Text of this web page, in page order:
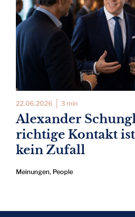
22.06.2026 3 min
Alexander
richtige Kontakt
kein Zufall
Meinungen, People